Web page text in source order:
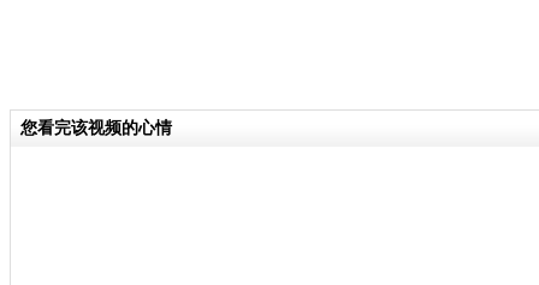
您看完该视频的心情